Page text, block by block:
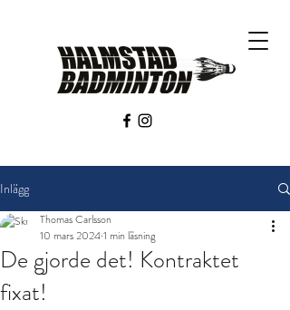
Inlägg
De gjorde det! Kontraktet
fixat!
Thomas Carlsson
10 mars 20241 min läsning